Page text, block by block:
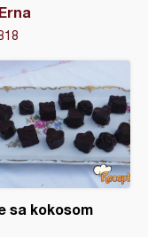
Erna
sa kokosom